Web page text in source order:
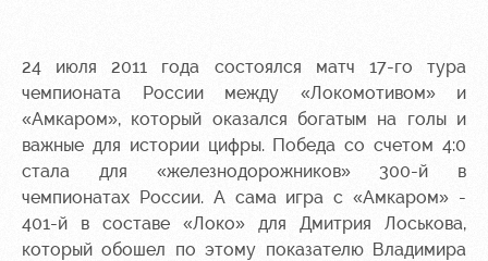
Аренда
полей
Аренда
площадей
Ледовый
дворец
Академия
Как
поступить
Руководство
Контакты
Академии
карта
«Локомотив»
Заставки
Программа
лояльности
Карта
24 июля 2011 года состоялся матч 17-го тура
чемпионата России между «Локомотивом» и
«Амкаром», который оказался богатым на голы и
важные для истории цифры. Победа со счетом 4:0
стала для «железнодорожников» 300-й в
чемпионатах России. А сама игра с «Амкаром» -
401-й в составе «Локо» для Дмитрия Лоськова,
который обошел по этому показателю Владимира